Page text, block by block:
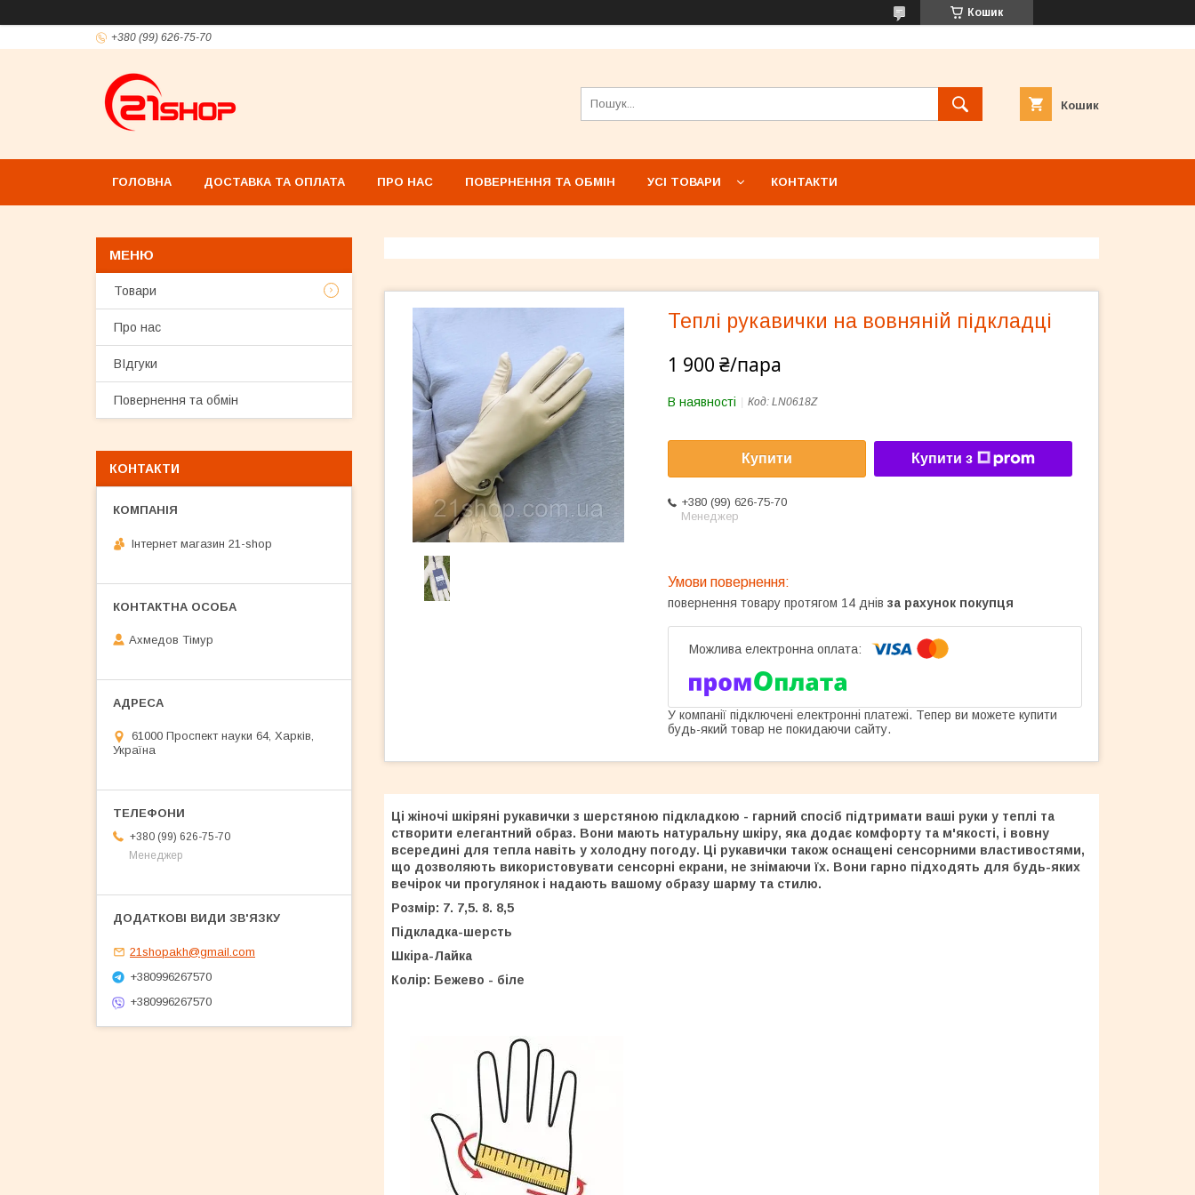
Кошик
+380 (99) 626-75-70
Кошик
ГОЛОВНА ДОСТАВКА ТА ОПЛАТА ПРО НАС ПОВЕРНЕННЯ ТА ОБМІН УСІ ТОВАРИ КОНТАКТИ
Теплі рукавички на вовняній підкладці
1 900 ₴/пара
В наявності Код: LN0618Z
Купити Купити з
+380 (99) 626-75-70
Менеджер
повернення товару протягом 14 днів за рахунок покупця
У компанії підключені електронні платежі. Тепер ви можете купити
будь-який товар не покидаючи сайту.
Ці жіночі шкіряні рукавички з шерстяною підкладкою - гарний спосіб підтримати ваші руки у теплі та
створити елегантний образ. Вони мають натуральну шкіру, яка додає комфорту та м'якості, і вовну
всередині для тепла навіть у холодну погоду. Ці рукавички також оснащені сенсорними властивостями,
що дозволяють використовувати сенсорні екрани, не знімаючи їх. Вони гарно підходять для будь-яких
вечірок чи прогулянок і надають вашому образу шарму та стилю.
Розмір: 7. 7,5. 8. 8,5
Підкладка-шерсть
Шкіра-Лайка
Колір: Бежево - біле
Товари
Про нас
ВІдгуки
Повернення та обмін
КОНТАКТИ
Інтернет магазин 21-shop
Ахмедов Тімур
61000 Проспект науки 64, Харків,
Україна
+380 (99) 626-75-70
Менеджер
21shopakh@gmail.com
+380996267570
+380996267570